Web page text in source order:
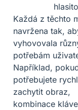
Každá z těchto
navržena tak,
vyhovovala
potřebám
Například,
potřebujete
zachytit obraz,
kombinace